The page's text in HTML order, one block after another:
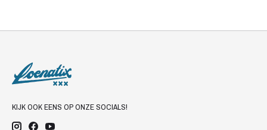
KIJK OOK EENS OP ONZE SOCIALS!